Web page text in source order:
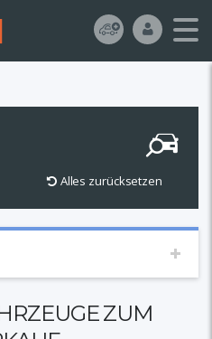
Alles zurücksetzen
ZUM